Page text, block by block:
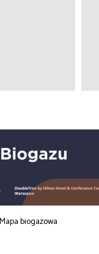
Mapa biogazowa